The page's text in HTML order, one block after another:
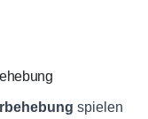
spielen